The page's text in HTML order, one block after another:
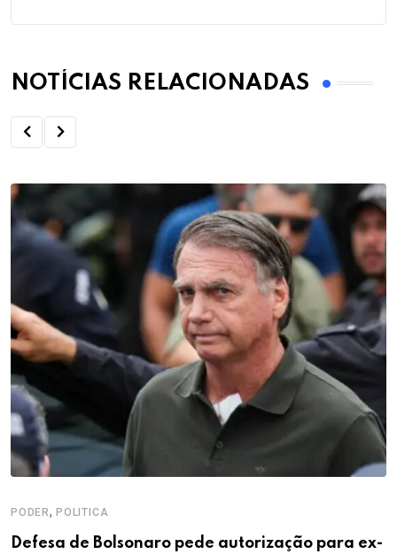
NOTÍCIAS RELACIONADAS
PODER, POLITICA
Defesa de Bolsonaro pede autorização para ex-